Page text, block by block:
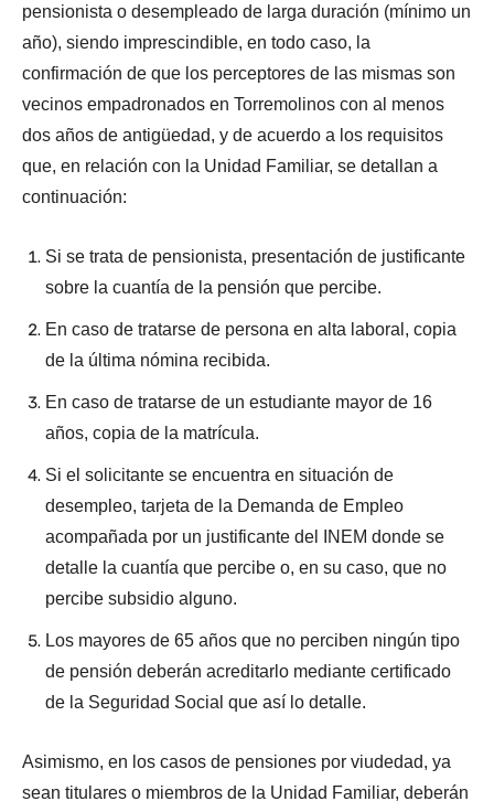
pensionista o desempleado de larga duración (mínimo un
año), siendo imprescindible, en todo caso, la
confirmación de que los perceptores de las mismas son
vecinos empadronados en Torremolinos con al menos
dos años de antigüedad, y de acuerdo a los requisitos
que, en relación con la Unidad Familiar, se detallan a
continuación:
Si se trata de pensionista, presentación de justificante
sobre la cuantía de la pensión que percibe.
En caso de tratarse de persona en alta laboral, copia
de la última nómina recibida.
En caso de tratarse de un estudiante mayor de 16
años, copia de la matrícula.
Si el solicitante se encuentra en situación de
desempleo, tarjeta de la Demanda de Empleo
acompañada por un justificante del INEM donde se
detalle la cuantía que percibe o, en su caso, que no
percibe subsidio alguno.
Los mayores de 65 años que no perciben ningún tipo
de pensión deberán acreditarlo mediante certificado
de la Seguridad Social que así lo detalle.
Asimismo, en los casos de pensiones por viudedad, ya
sean titulares o miembros de la Unidad Familiar, deberán